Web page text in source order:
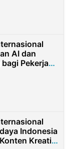
AI dan
Pekerja
Taiwan
Indonesia
Kreatif